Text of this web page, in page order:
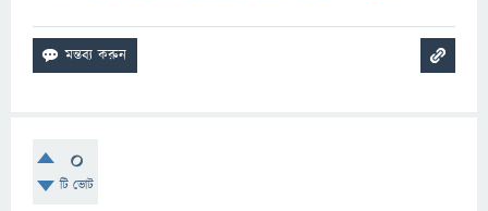
0
টি ভোট